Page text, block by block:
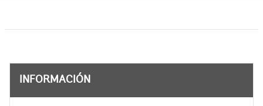
INFORMACIÓN